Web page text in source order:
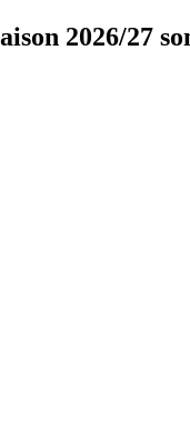
2026/27